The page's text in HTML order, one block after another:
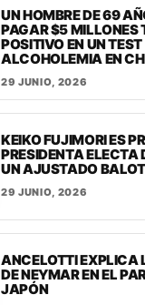
UN HOMBRE DE 69
PAGAR $5 MILLONES
POSITIVO EN UN TEST
ALCOHOLEMIA EN
29 JUNIO, 2026
KEIKO FUJIMORI ES
PRESIDENTA ELECTA
UN AJUSTADO
29 JUNIO, 2026
ANCELOTTI EXPLICA
DE NEYMAR EN EL
JAPÓN